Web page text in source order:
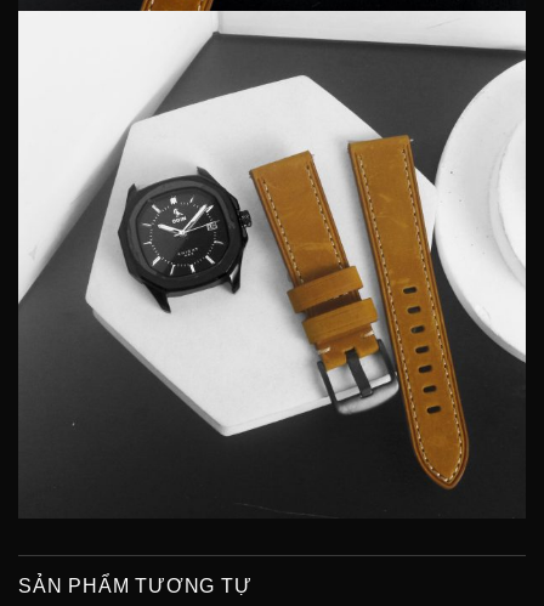
SẢN PHẨM TƯƠNG TỰ